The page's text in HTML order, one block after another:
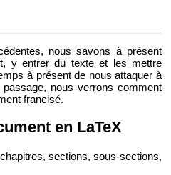
nous sa­vons à pré­sent
y en­trer du texte et les mettre
à pré­sent de nous at­ta­quer à
nous ver­rons com­ment
fran­cisé.
en LaTeX
sec­tions, sous-sec­tions,